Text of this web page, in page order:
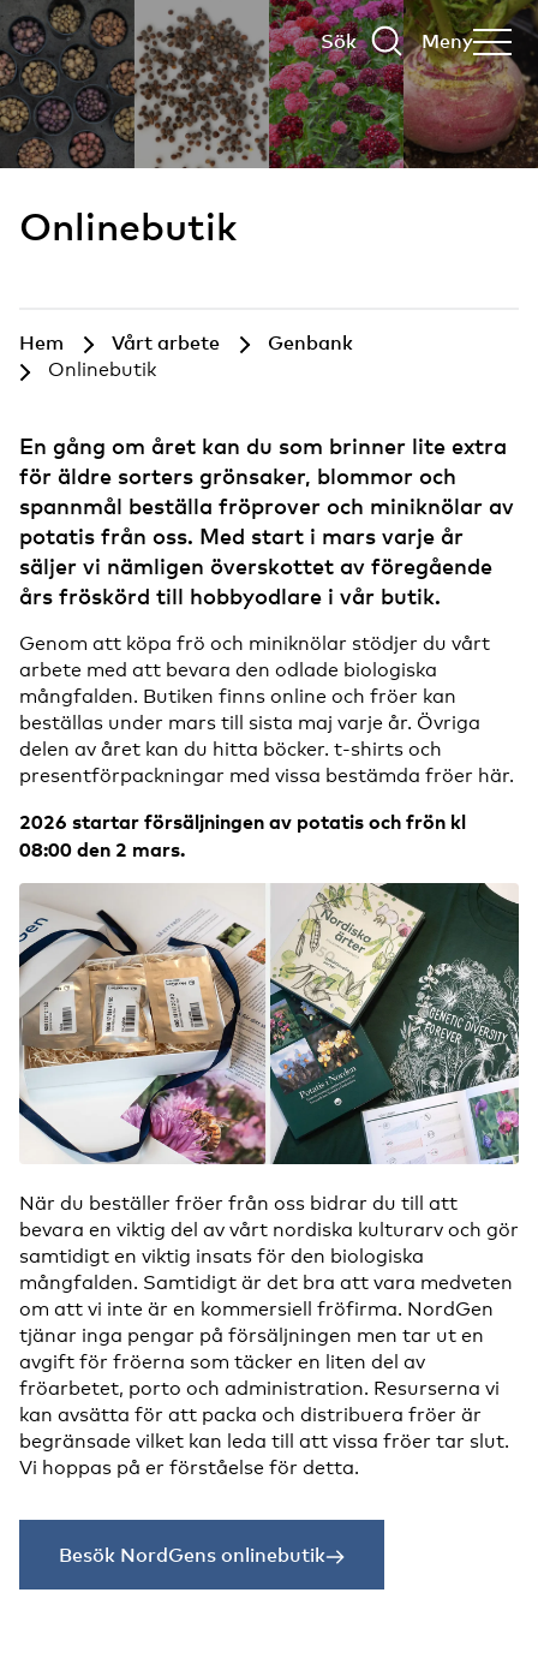
Sök Meny
Onlinebutik
Hem Vårt arbete Genbank
Onlinebutik
En gång om året kan du som brinner lite extra
för äldre sorters grönsaker, blommor och
spannmål beställa fröprover och miniknölar av
potatis från oss. Med start i mars varje år
säljer vi nämligen överskottet av föregående
års fröskörd till hobbyodlare i vår butik.
Genom att köpa frö och miniknölar stödjer du vårt
arbete med att bevara den odlade biologiska
mångfalden. Butiken finns online och fröer kan
beställas under mars till sista maj varje år. Övriga
delen av året kan du hitta böcker. t-shirts och
presentförpackningar med vissa bestämda fröer här.
2026 startar försäljningen av potatis och frön kl
08:00 den 2 mars.
När du beställer fröer från oss bidrar du till att
bevara en viktig del av vårt nordiska kulturarv och gör
samtidigt en viktig insats för den biologiska
mångfalden. Samtidigt är det bra att vara medveten
om att vi inte är en kommersiell fröfirma. NordGen
tjänar inga pengar på försäljningen men tar ut en
avgift för fröerna som täcker en liten del av
fröarbetet, porto och administration. Resurserna vi
kan avsätta för att packa och distribuera fröer är
begränsade vilket kan leda till att vissa fröer tar slut.
Vi hoppas på er förståelse för detta.
Besök NordGens onlinebutik